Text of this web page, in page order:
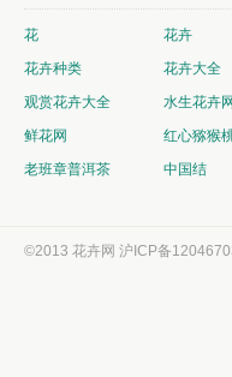
花 花卉
花卉种类
花卉大全
观赏花卉大全
水生花卉网
鲜花网
红心猕猴
老班章普洱茶
中国结
©2013 花卉网 沪ICP备